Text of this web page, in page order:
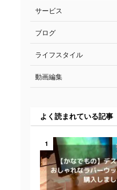
サービス
ブログ
ライフスタイル
動画編集
よく読まれている記事
1